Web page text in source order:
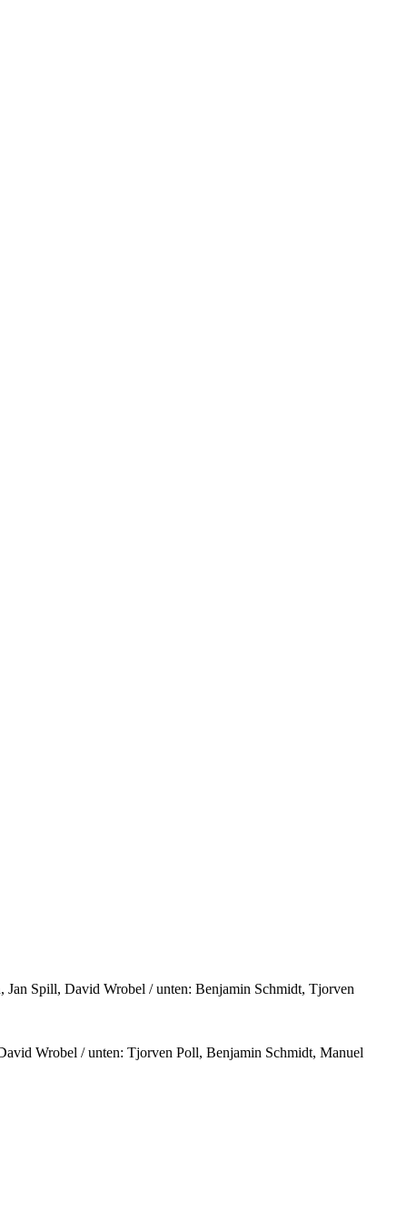
Spill, David Wrobel / unten: Benjamin Schmidt, Tjorven
Wrobel / unten: Tjorven Poll, Benjamin Schmidt, Manuel